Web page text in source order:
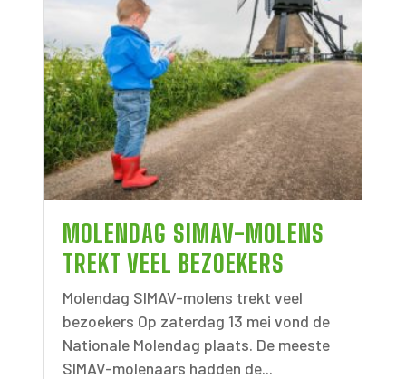
MOLENDAG SIMAV-MOLENS
TREKT VEEL BEZOEKERS
Molendag SIMAV-molens trekt veel
bezoekers Op zaterdag 13 mei vond de
Nationale Molendag plaats. De meeste
SIMAV-molenaars hadden de...